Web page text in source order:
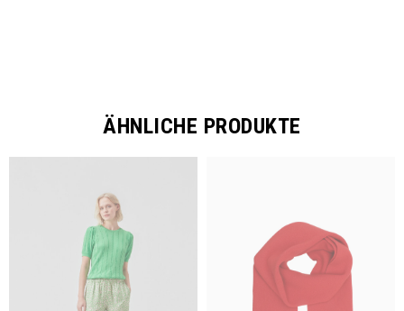
ÄHNLICHE PRODUKTE